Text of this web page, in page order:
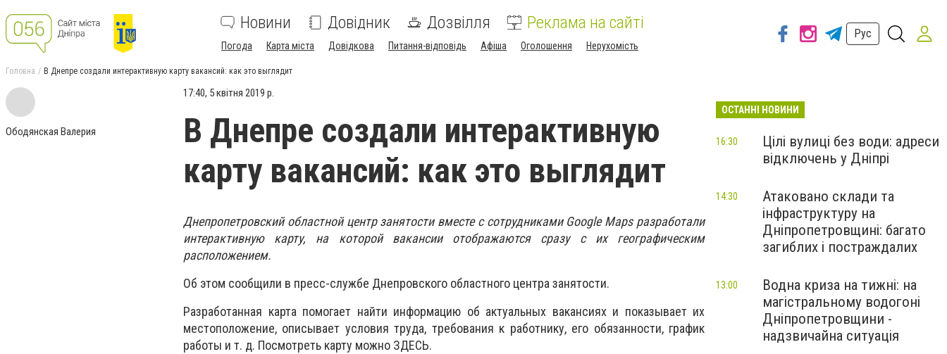
Новини Довідник Дозвілля Реклама на сайті
Погода Карта міста Довідкова Питання-відповідь Афіша Оголошення Нерухомість
Рус
Головна В Днепре создали интерактивную карту вакансий: как это выглядит
Ободянская Валерия
17:40, 5 квітня 2019 р.
В Днепре создали интерактивную
карту вакансий: как это выглядит
Днепропетровский областной центр занятости вместе с сотрудниками Google Maps разработали
интерактивную карту, на которой вакансии отображаются сразу с их географическим
расположением.
Об этом сообщили в пресс-службе Днепровского областного центра занятости.
Разработанная карта помогает найти информацию об актуальных вакансиях и показывает их
местоположение, описывает условия труда, требования к работнику, его обязанности, график
работы и т. д. Посмотреть карту можно ЗДЕСЬ.
ОСТАННІ НОВИНИ
Цілі вулиці без води: адреси
відключень у Дніпрі
16:30
Атаковано склади та
інфраструктуру на
Дніпропетровщині: багато
загиблих і постраждалих
14:30
Водна криза на тижні: на
магістральному водогоні
Дніпропетровщини -
надзвичайна ситуація
13:00